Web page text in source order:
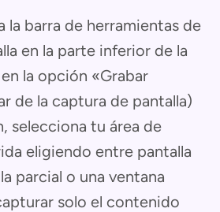
la barra de herramientas de
en la parte inferior de la
la opción «Grabar
de la captura de pantalla)
selecciona tu área de
eligiendo entre pantalla
parcial o una ventana
solo el contenido